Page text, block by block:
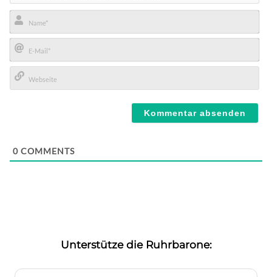
Name*
E-
Mail*
0 COMMENTS
Unterstütze die Ruhrbarone: